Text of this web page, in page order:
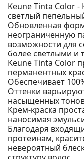
Keune Tinta Color -
светлый
Обновленная
неограниченную
возможности для
более светлыми и
Keune Tinta Color
перманентных
Обеспечивает
Оттенки
насыщенных
Крем-краска
наносимая
Благодаря
протеинам,
невероятный
структуру волос.